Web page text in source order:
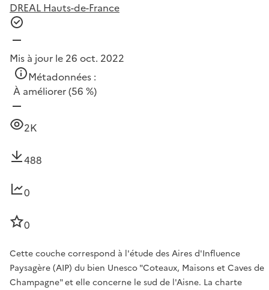
DREAL Hauts-de-France
Mis à jour le 26 oct. 2022
Métadonnées :
À améliorer(56 %)
2K
488
0
0
Cette couche correspond à l'étude des Aires d'Influence
Paysagère (AIP) du bien Unesco "Coteaux, Maisons et Caves de
Champagne" et elle concerne le sud de l'Aisne. La charte